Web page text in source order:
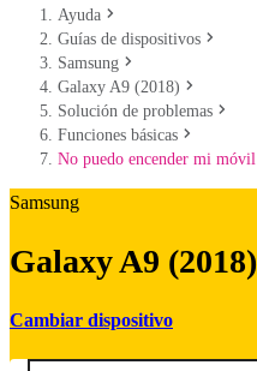
Ayuda
Guías de dispositivos
Samsung
Galaxy A9 (2018)
Solución de problemas
Funciones básicas
No puedo encender mi móvil
Samsung
Galaxy A9 (2018)
Cambiar dispositivo